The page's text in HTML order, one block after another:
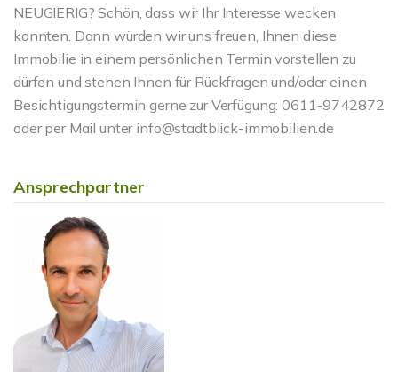
NEUGIERIG? Schön, dass wir Ihr Interesse wecken
konnten. Dann würden wir uns freuen, Ihnen diese
Immobilie in einem persönlichen Termin vorstellen zu
dürfen und stehen Ihnen für Rückfragen und/oder einen
Besichtigungstermin gerne zur Verfügung: 0611-9742872
oder per Mail unter info@stadtblick-immobilien.de
Ansprechpartner